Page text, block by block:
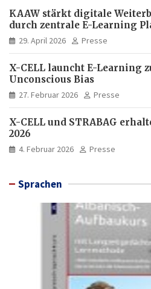
KAAW stärkt digitale
durch zentrale E-Learning
29. April 2026 Presse
X-CELL launcht E-Learning
Unconscious Bias
27. Februar 2026 Presse
X-CELL und STRABAG
2026
4. Februar 2026 Presse
Sprachen